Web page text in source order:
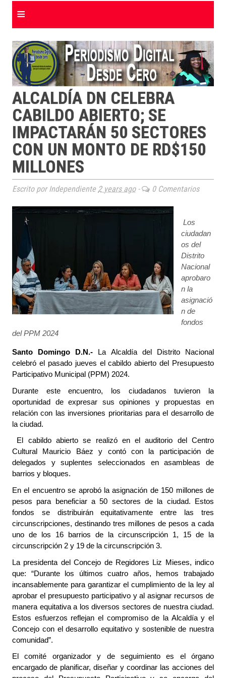
≡
ALCALDÍA DN CELEBRA
CABILDO ABIERTO; SE
IMPACTARÁN 50 SECTORES
CON UN MONTO DE RD$150
MILLONES
Escrito por Independiente 2 years ago- 0 Comentarios
Los
ciudadan
os del
Distrito
Nacional
aprobaro
n la
asignació
n de
fondos
del PPM 2024
Santo Domingo D.N.- La Alcaldía del Distrito Nacional
celebró el pasado jueves el cabildo abierto del Presupuesto
Participativo Municipal (PPM) 2024.
Durante este encuentro, los ciudadanos tuvieron la
oportunidad de expresar sus opiniones y propuestas en
relación con las inversiones prioritarias para el desarrollo de
la ciudad.
El cabildo abierto se realizó en el auditorio del Centro
Cultural Mauricio Báez y contó con la participación de
delegados y suplentes seleccionados en asambleas de
barrios y bloques.
En el encuentro se aprobó la asignación de 150 millones de
pesos para beneficiar a 50 sectores de la ciudad. Estos
fondos se distribuirán equitativamente entre las tres
circunscripciones, destinando tres millones de pesos a cada
uno de los 16 barrios de la circunscripción 1, 15 de la
circunscripción 2 y 19 de la circunscripción 3.
La presidenta del Concejo de Regidores Liz Mieses, indico
que: “Durante los últimos cuatro años, hemos trabajado
incansablemente para garantizar el cumplimiento de la ley al
aprobar el presupuesto participativo y al asignar recursos de
manera equitativa a los diversos sectores de nuestra ciudad.
Estos esfuerzos reflejan el compromiso de la Alcaldía y el
Concejo con el desarrollo equitativo y sostenible de nuestra
comunidad”.
El comité organizador y de seguimiento es el órgano
encargado de planificar, diseñar y coordinar las acciones del